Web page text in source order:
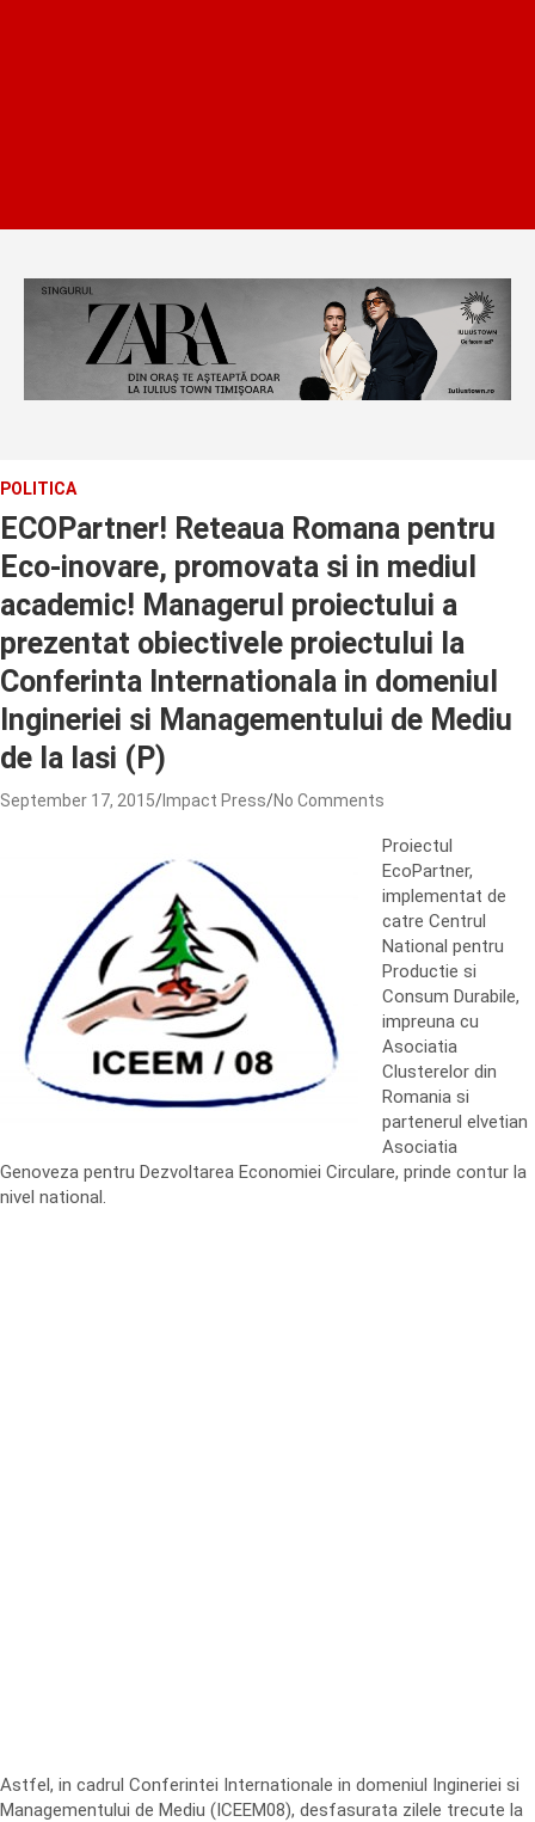
POLITICA
ECOPartner! Reteaua Romana pentru
Eco-inovare, promovata si in mediul
academic! Managerul proiectului a
prezentat obiectivele proiectului la
Conferinta Internationala in domeniul
Ingineriei si Managementului de Mediu
de la Iasi (P)
September 17, 2015 Impact Press No Comments
Proiectul
EcoPartner,
implementat de
catre Centrul
National pentru
Productie si
Consum Durabile,
impreuna cu
Asociatia
Clusterelor din
Romania si
partenerul elvetian
Asociatia
Genoveza pentru Dezvoltarea Economiei Circulare, prinde contur la
nivel national.
Astfel, in cadrul Conferintei Internationale in domeniul Ingineriei si
Managementului de Mediu (ICEEM08), desfasurata zilele trecute la